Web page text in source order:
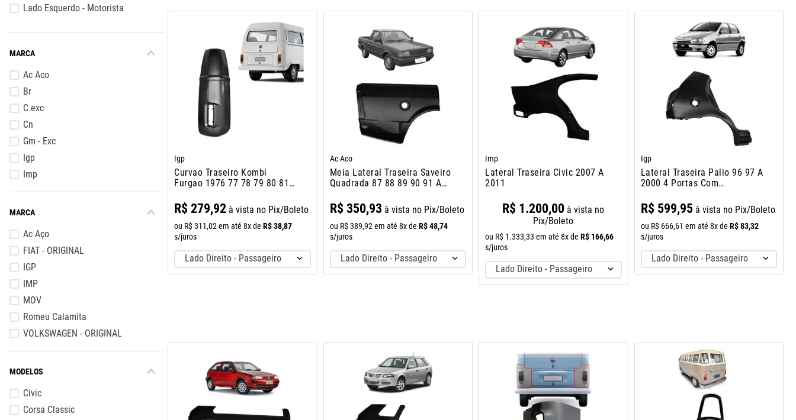
Lado Esquerdo - Motorista
MARCA
Ac Aco
Br
C.exc
Cn
Gm - Exc
Igp
Imp
Original
R.c
MARCA
Ac Aço
FIAT - ORIGINAL
IGP
IMP
MOV
Romeu Calamita
VOLKSWAGEN - ORIGINAL
MODELOS
Civic
Corsa Classic
Igp
Curvao Traseiro Kombi
Furgao 1976 77 78 79 80 81
R$ 279,92 à vista no Pix/Boleto
ou R$ 311,02 em até 8x de R$ 38,87
s/juros
Lado Direito - Passageiro
Ac Aco
Meia Lateral Traseira Saveiro
Quadrada 87 88 89 90 91 A
R$ 350,93 à vista no Pix/Boleto
ou R$ 389,92 em até 8x de R$ 48,74
s/juros
Lado Direito - Passageiro
Imp
Lateral Traseira Civic 2007 A
2011
R$ 1.200,00 à vista no
Pix/Boleto
ou R$ 1.333,33 em até 8x de R$ 166,66
s/juros
Lado Direito - Passageiro
Igp
Lateral Traseira Palio 96 97 A
2000 4 Portas Com
R$ 599,95à vista no Pix/Boleto
ou R$ 666,61 em até 8x de R$ 83,32
s/juros
Lado Direito - Passageiro